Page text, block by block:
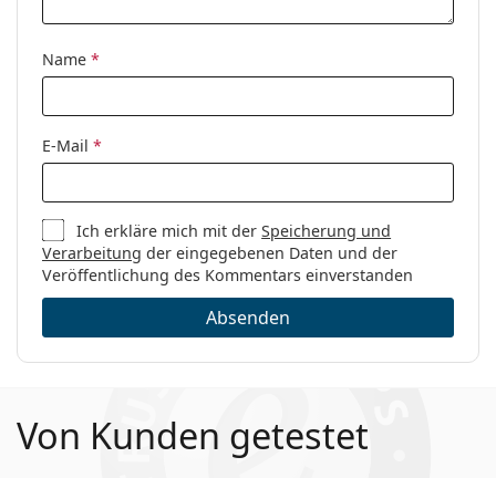
Name *
E-Mail *
Ich erkläre mich mit derSpeicherung und
Verarbeitung der eingegebenen Daten und der
Veröffentlichung des Kommentars einverstanden
Absenden
Von Kunden getestet